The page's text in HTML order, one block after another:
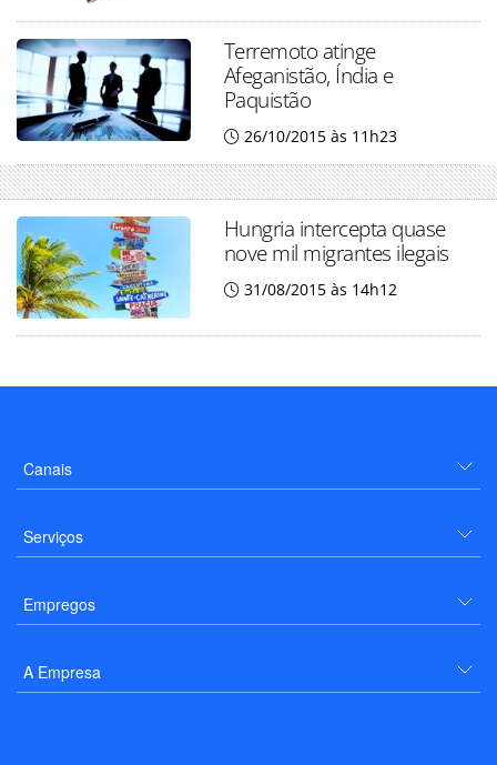
Terremoto atinge
Afeganistão, Índia e
Paquistão
26/10/2015 às 11h23
Hungria intercepta quase
nove mil migrantes ilegais
31/08/2015 às 14h12
Canais
Serviços
Empregos
A Empresa